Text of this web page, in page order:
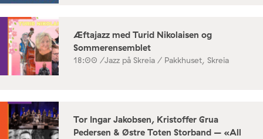
Æftajazz med Turid Nikolaisen og
Sommerensemblet
18:00 /Jazz på Skreia / Pakkhuset, Skreia
Tor Ingar Jakobsen, Kristoffer Grua
Pedersen & Østre Toten Storband – «All